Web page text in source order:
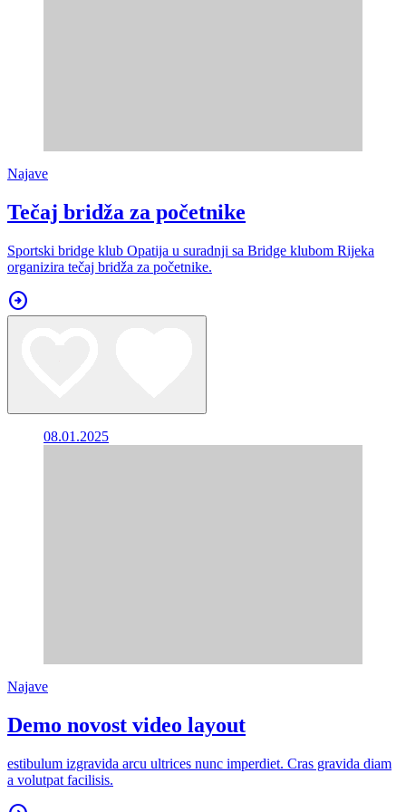
Najave
Tečaj bridža za početnike
Sportski bridge klub Opatija u suradnji sa Bridge klubom Rijeka
organizira tečaj bridža za početnike.
arrow_circle_right
08.01.2025
Najave
Demo novost video layout
estibulum izgravida arcu ultrices nunc imperdiet. Cras gravida diam
a volutpat facilisis.